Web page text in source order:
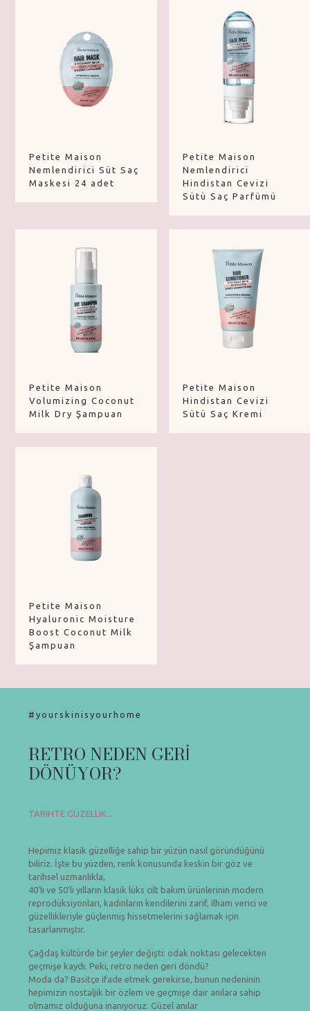
Petite Maison
Nemlendirici Süt Saç
Maskesi 24 adet
Petite Maison
Nemlendirici
Hindistan Cevizi
Sütü Saç Parfümü
Petite Maison
Volumizing Coconut
Milk Dry Şampuan
Petite Maison
Hindistan Cevizi
Sütü Saç Kremi
Petite Maison
Hyaluronic Moisture
Boost Coconut Milk
Şampuan
#yourskinisyourhome
RETRO NEDEN GERİ
DÖNÜYOR?
TARIHTE GÜZELLIK...
Hepimiz klasik güzelliğe sahip bir yüzün nasıl göründüğünü
biliriz. İşte bu yüzden, renk konusunda keskin bir göz ve
tarihsel uzmanlıkla,
40'lı ve 50'li yılların klasik lüks cilt bakım ürünlerinin modern
reprodüksiyonları, kadınların kendilerini zarif, ilham verici ve
güzellikleriyle güçlenmiş hissetmelerini sağlamak için
tasarlanmıştır.
Çağdaş kültürde bir şeyler değişti: odak noktası gelecekten
geçmişe kaydı. Peki, retro neden geri döndü?
Moda da? Basitçe ifade etmek gerekirse, bunun nedeninin
hepimizin nostaljik bir özlem ve geçmişe dair anılara sahip
olmamız olduğuna inanıyoruz. Güzel anılar